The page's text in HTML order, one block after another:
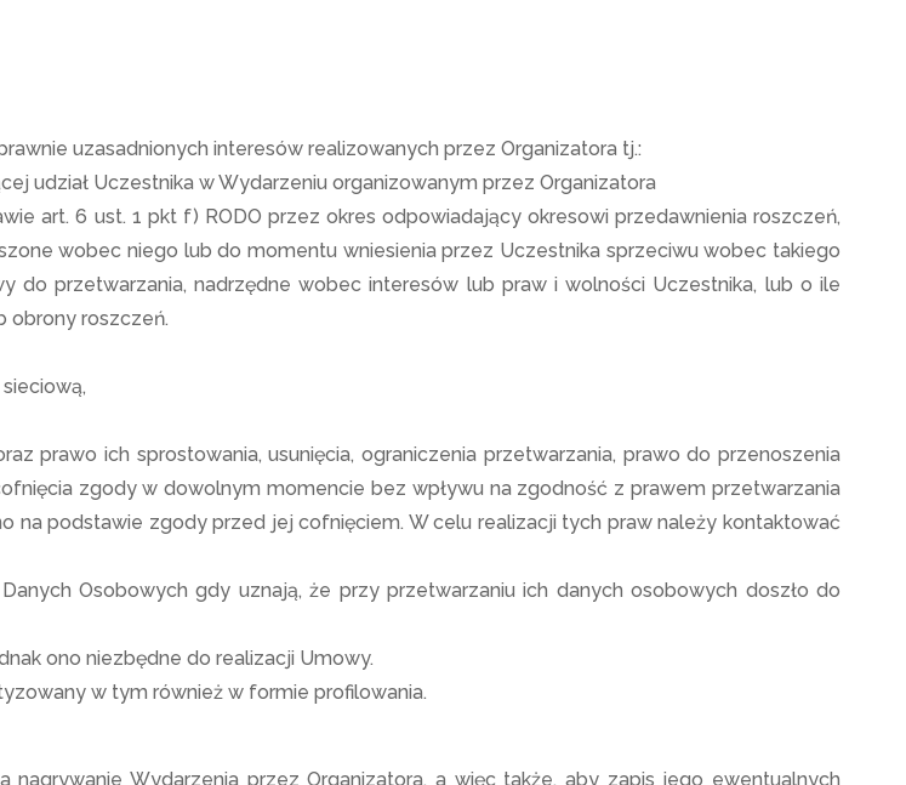
uzasadnionych interesów realizowanych przez Organizatora tj.:
udział Uczestnika w Wydarzeniu organizowanym przez Organizatora
art. 6 ust. 1 pkt f) RODO przez okres odpowiadający okresowi przedawnienia roszczeń,
wobec niego lub do momentu wniesienia przez Uczestnika sprzeciwu wobec takiego
do przetwarzania, nadrzędne wobec interesów lub praw i wolności Uczestnika, lub o ile
obrony roszczeń.
prawo ich sprostowania, usunięcia, ograniczenia przetwarzania, prawo do przenoszenia
zgody w dowolnym momencie bez wpływu na zgodność z prawem przetwarzania
na podstawie zgody przed jej cofnięciem. W celu realizacji tych praw należy kontaktować
Osobowych gdy uznają, że przy przetwarzaniu ich danych osobowych doszło do
ono niezbędne do realizacji Umowy.
w tym również w formie profilowania.
Wydarzenia przez Organizatora, a więc także, aby zapis jego ewentualnych